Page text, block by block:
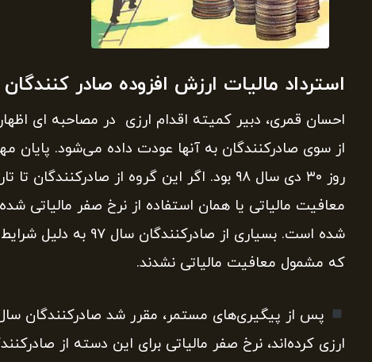
استرداد مالیات ارزش افزوده صادر کنندگان
احسان قمری، دبیر کمیته اقدام ارزی در مصاحبه ای
روز ۳۰ دی سال ۹۸ بود. اگر این گروه از
معافیت مالیاتی یا همان استفاده از نرخ صفر مالیاتی
که مشمول معافیت مالیاتی نشدند.
ارزی کرده‌اند، نرخ صفر مالیاتی برای این دسته از